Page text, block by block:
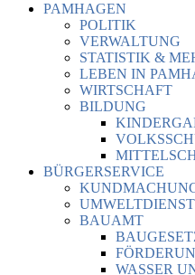
PAMHAGEN
POLITIK
VERWALTUNG
STATISTIK &
LEBEN IN
WIRTSCHAFT
BILDUNG
BÜRGERSERVICE
UMWELTDIENST
BAUAMT
WASSER